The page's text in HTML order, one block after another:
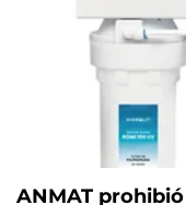
ANMAT